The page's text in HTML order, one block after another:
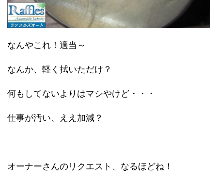
なんやこれ！適当～
なんか、軽く拭いただけ？
何もしてないよりはマシやけど・・・
仕事が汚い、ええ加減？
オーナーさんのリクエスト、なるほどね！